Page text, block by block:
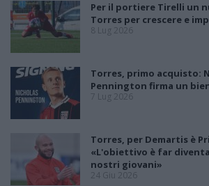
Per il portiere Tirelli un
Torres per crescere e
8 Lug 2026
Torres, primo acquisto:
Pennington firma un
7 Lug 2026
Torres, per Demartis è
«L'obiettivo è far
nostri giovani»
24 Giu 2026